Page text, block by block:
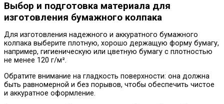
Выбор и подготовка материала для
изготовления бумажного колпака
Для изготовления надежного и аккуратного бумажного
колпака выберите плотную, хорошо держащую форму бумагу,
например, гигиеническую или цветную бумагу с плотностью
не менее 120 г/м².
Обратите внимание на гладкость поверхности: она должна
быть равномерной и без порывов, чтобы обеспечить чистое
и аккуратное оформление.